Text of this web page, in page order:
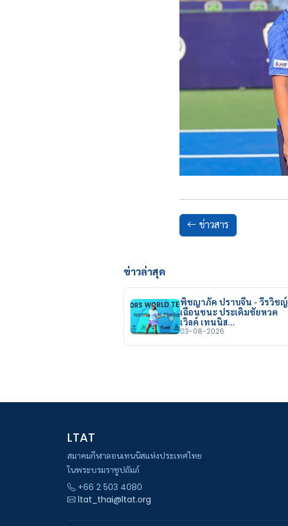
ข่าวสาร
ข่าวล่าสุด
พิชญาภัค ปราบจีน - วีรวิชญ์
เฉือนชนะ ประเดิมชัยหวด
เวิลด์ เทนนิส…
03-08-2026
LTAT
สมาคมกีฬาลอนเทนนิสแห่งประเทศไทย
ในพระบรมราชูปถัมภ์
+66 2 503 4080
ltat_thai@ltat.org